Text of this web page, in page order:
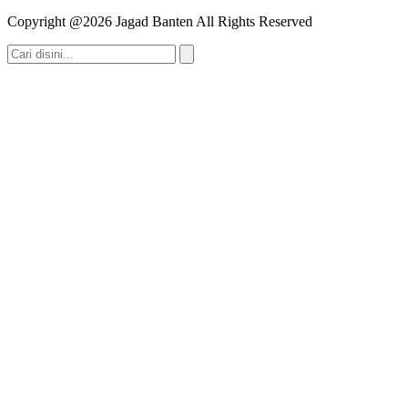
Copyright @2026 Jagad Banten All Rights Reserved